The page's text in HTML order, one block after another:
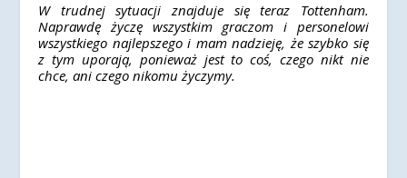
W trudnej sytuacji znajduje się teraz Tottenham.
Naprawdę życzę wszystkim graczom i personelowi
wszystkiego najlepszego i mam nadzieję, że szybko się
z tym uporają, ponieważ jest to coś, czego nikt nie
chce, ani czego nikomu życzymy.